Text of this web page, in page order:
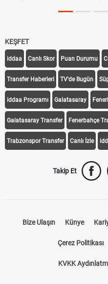
KEŞFET
iddaa Canlı Skor Puan Durumu
Transfer Haberleri TV'de Bugün
iddaa Programı Galatasaray
Galatasaray Transfer Fenerbahçe
Trabzonspor Transfer Canlı İzle
Takip Et
Bize Ulaşın Künye
Çerez Politikası
KVKK